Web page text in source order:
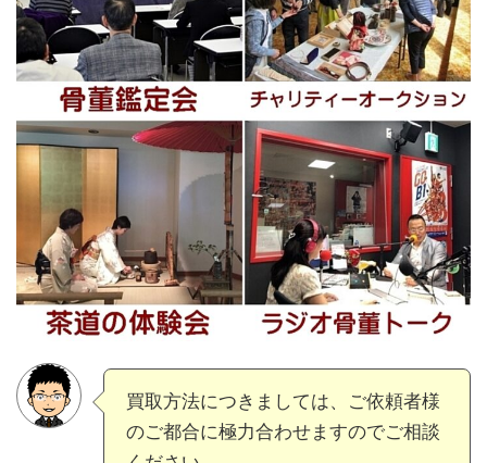
買取方法につきましては、ご依頼者様
のご都合に極力合わせますのでご相談